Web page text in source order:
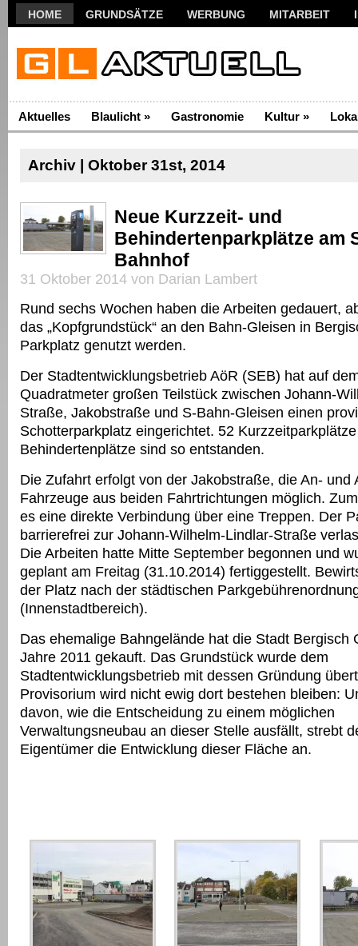
HOME GRUNDSÄTZE WERBUNG MITARBEIT
Aktuelles Blaulicht » Gastronomie Kultur »
Archiv | Oktober 31st, 2014
Neue Kurzzeit- und
Behindertenparkplätze am
Bahnhof
31 Oktober 2014 von Darian Lambert
Rund sechs Wochen haben die Arbeiten gedauert,
das „Kopfgrundstück“ an den Bahn-Gleisen in
Parkplatz genutzt werden.
Der Stadtentwicklungsbetrieb AöR (SEB) hat auf
Quadratmeter großen Teilstück zwischen Johann-
Straße, Jakobstraße und S-Bahn-Gleisen einen
Schotterparkplatz eingerichtet. 52
Behindertenplätze sind so entstanden.
Die Zufahrt erfolgt von der Jakobstraße, die An- und
Fahrzeuge aus beiden Fahrtrichtungen möglich.
es eine direkte Verbindung über eine Treppen. Der
barrierefrei zur Johann-Wilhelm-Lindlar-Straße
Die Arbeiten hatte Mitte September begonnen und
geplant am Freitag (31.10.2014) fertiggestellt.
der Platz nach der städtischen
(Innenstadtbereich).
Das ehemalige Bahngelände hat die Stadt Bergisch
Jahre 2011 gekauft. Das Grundstück wurde dem
Stadtentwicklungsbetrieb mit dessen Gründung
Provisorium wird nicht ewig dort bestehen bleiben:
davon, wie die Entscheidung zu einem möglichen
Verwaltungsneubau an dieser Stelle ausfällt, strebt
Eigentümer die Entwicklung dieser Fläche an.